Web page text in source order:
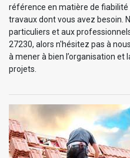
référence en matière de fiabilité
travaux dont vous avez besoin.
particuliers et aux
27230, alors n'hésitez pas à
à mener à bien l’organisation et
projets.